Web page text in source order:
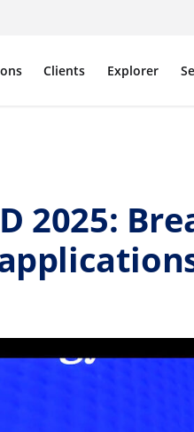
Clients Explorer
2025: